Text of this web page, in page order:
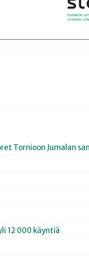
Tornioon Jumalan
12 000 käyntiä